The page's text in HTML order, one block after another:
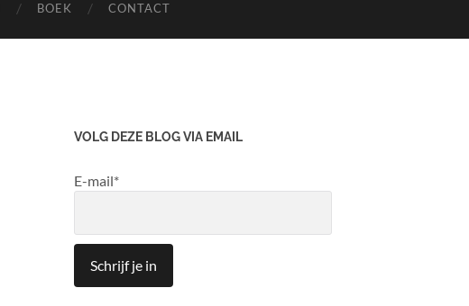
BOEK CONTACT
VOLG DEZE BLOG VIA EMAIL
E-mail*